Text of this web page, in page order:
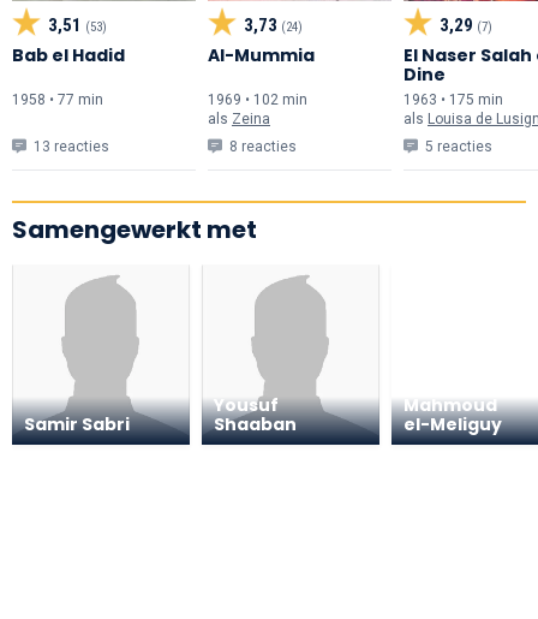
3,51 (53)
Bab el Hadid
1958 • 77 min
13 reacties
3,73 (24)
Al-Mummia
1969 • 102 min
als Zeina
8 reacties
3,29 (7)
El Naser Salah
Dine
1963 • 175 min
als Louisa de
5 reacties
Samengewerkt met
Samir Sabri
Yousuf
Shaaban
Mahmoud
el-Meliguy